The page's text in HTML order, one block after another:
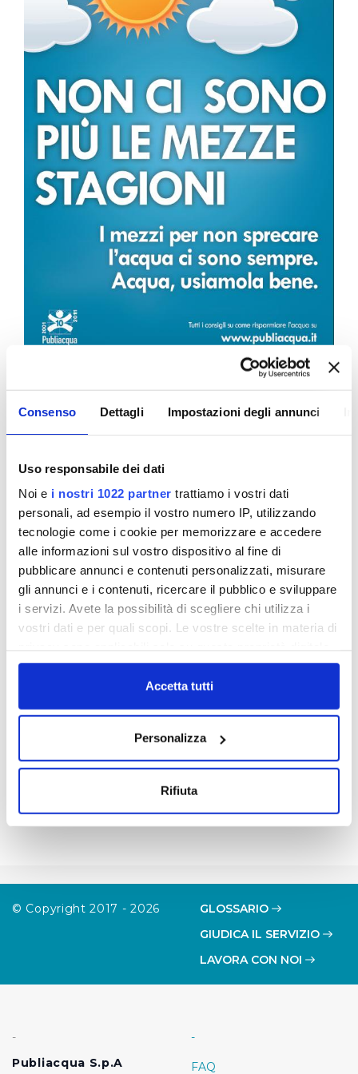
Consenso Dettagli Impostazioni degli annunci
Uso responsabile dei dati
Noi e i nostri 1022 partner trattiamo i vostri dati
personali, ad esempio il vostro numero IP, utilizzando
tecnologie come i cookie per memorizzare e accedere
alle informazioni sul vostro dispositivo al fine di
pubblicare annunci e contenuti personalizzati, misurare
gli annunci e i contenuti, ricercare il pubblico e sviluppare
i servizi. Avete la possibilità di scegliere chi utilizza i
vostri dati e per quali scopi. Le vostre scelte in materia di
in cui avete effettuato le vostre scelte. È possibile
modificare o revocare il proprio consenso in qualsiasi
momento dalla Dichiarazione sui cookie o facendo clic
Con il tuo consenso, vorremmo anche:
raccogliere informazioni sulla tua posizione
Approfondisci come vengono elaborati i tuoi dati personali
modificare o ritirare il tuo consenso in qualsiasi momento
la navigazione sulle pagine e l'accesso alle aree
protette. In linea con le preferenze manifestate
Accetta tutti
Personalizza
Rifiuta
10 Ottobre 2011
NON CI SONO PIÙ LE
MEZZE STAGIONI.
RISPARMIO IDRICO
....e la nostra campagna 2011 ne segue
l'andamento con un supplemento di uscite su
autobus e radio per sensibilizzare i cittadini sul
tema del risparmio idrico. Un uso consapevole
della risorsa che diventa ogni anno sempre più
importante anche in considerazione dei
© Copyright 2017 - 2026
GLOSSARIO
GIUDICA IL SERVIZIO
LAVORA CON NOI
-
Publiacqua S.p.A
-
FAQ